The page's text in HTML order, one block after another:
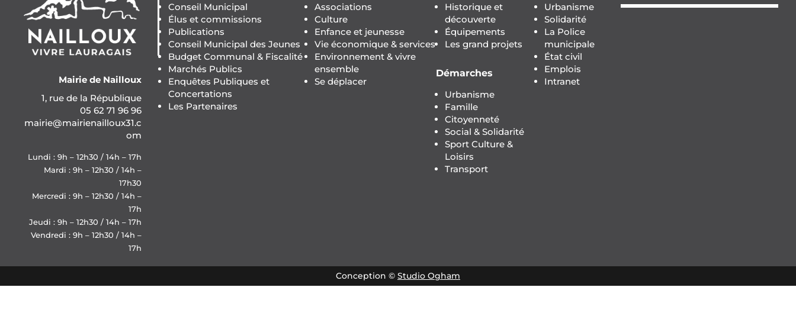
Mairie de Nailloux
1, rue de la République
05 62 71 96 96
mairie@mairienailloux31.c
om
Lundi : 9h – 12h30 / 14h – 17h
Mardi : 9h – 12h30 / 14h –
17h30
Mercredi : 9h – 12h30 / 14h –
17h
Jeudi : 9h – 12h30 / 14h – 17h
Vendredi : 9h – 12h30 / 14h –
17h
Conseil Municipal
Élus et commissions
Publications
Conseil Municipal des Jeunes
Budget Communal & Fiscalité
Marchés Publics
Enquêtes Publiques et
Concertations
Les Partenaires
Associations
Culture
Enfance et jeunesse
Vie économique & services
Environnement & vivre
ensemble
Se déplacer
Historique et
découverte
Équipements
Les grand projets
Démarches
Urbanisme
Famille
Citoyenneté
Social & Solidarité
Sport Culture &
Loisirs
Transport
Urbanisme
Solidarité
La Police
municipale
État civil
Emplois
Intranet
Conception © Studio Ogham